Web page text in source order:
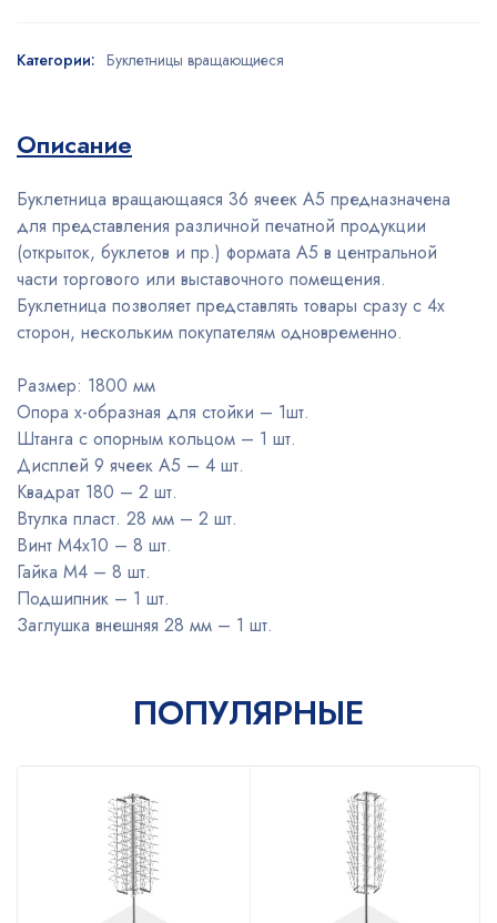
Категории: Буклетницы вращающиеся
Описание
Буклетница вращающаяся 36 ячеек А5 предназначена
для представления различной печатной продукции
(открыток, буклетов и пр.) формата А5 в центральной
части торгового или выставочного помещения.
Буклетница позволяет представлять товары сразу с 4х
сторон, нескольким покупателям одновременно.
Размер: 1800 мм
Опора x-образная для стойки – 1шт.
Штанга с опорным кольцом – 1 шт.
Дисплей 9 ячеек А5 – 4 шт.
Квадрат 180 – 2 шт.
Втулка пласт. 28 мм – 2 шт.
Винт М4х10 – 8 шт.
Гайка М4 – 8 шт.
Подшипник – 1 шт.
Заглушка внешняя 28 мм – 1 шт.
ПОПУЛЯРНЫЕ